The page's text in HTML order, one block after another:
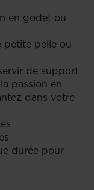
en godet ou
petite pelle ou
de support
passion en
dans votre
durée pour